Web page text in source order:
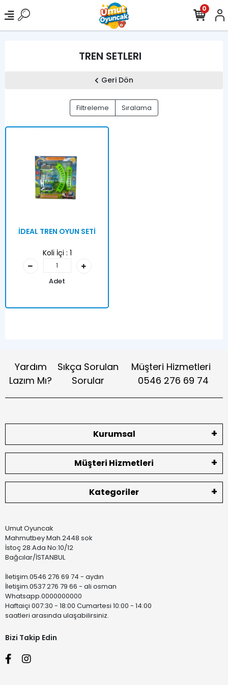
0
TREN SETLERI
Geri Dön
Filtreleme Sıralama
İDEAL TREN OYUN SETİ
Koli İçi : 1
Adet
Yardım
Lazım Mı?
Sıkça Sorulan
Sorular
Müşteri Hizmetleri
0546 276 69 74
Kurumsal
Müşteri Hizmetleri
Kategoriler
Umut Oyuncak
Mahmutbey Mah.2448 sok
İstoç 28.Ada No:10/12
Bağcılar/İSTANBUL
İletişim.0546 276 69 74 - aydın
İletişim.0537 276 79 66 - ali osman
Whatsapp.0000000000
Haftaiçi 007:30 - 18:00 Cumartesi 10:00 - 14:00
saatleri arasında ulaşabilirsiniz.
Bizi Takip Edin